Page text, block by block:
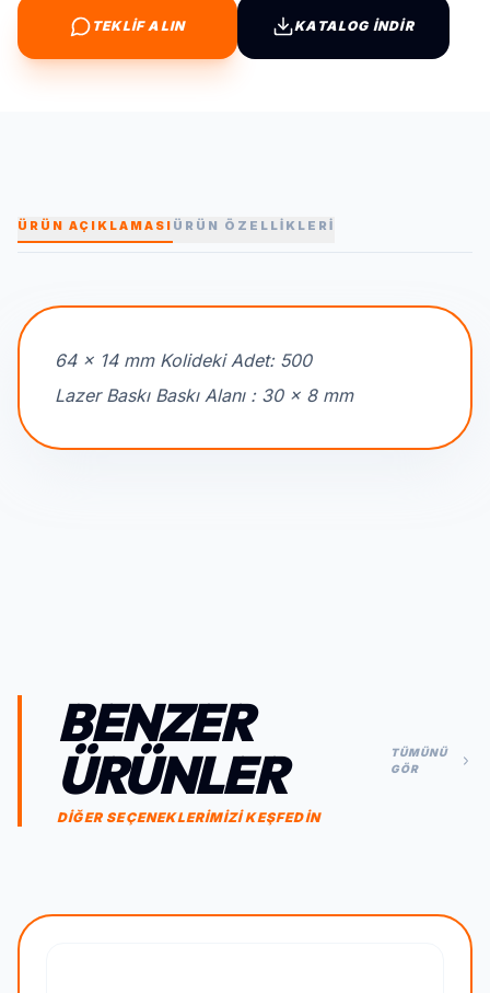
TEKLİF ALIN KATALOG İNDİR
ÜRÜN AÇIKLAMASI ÜRÜN ÖZELLİKLERİ
64 x 14 mm Kolideki Adet: 500
Lazer Baskı Baskı Alanı : 30 x 8 mm
BENZER
ÜRÜNLER
DİĞER SEÇENEKLERİMİZİ KEŞFEDİN
TÜMÜNÜ
GÖR